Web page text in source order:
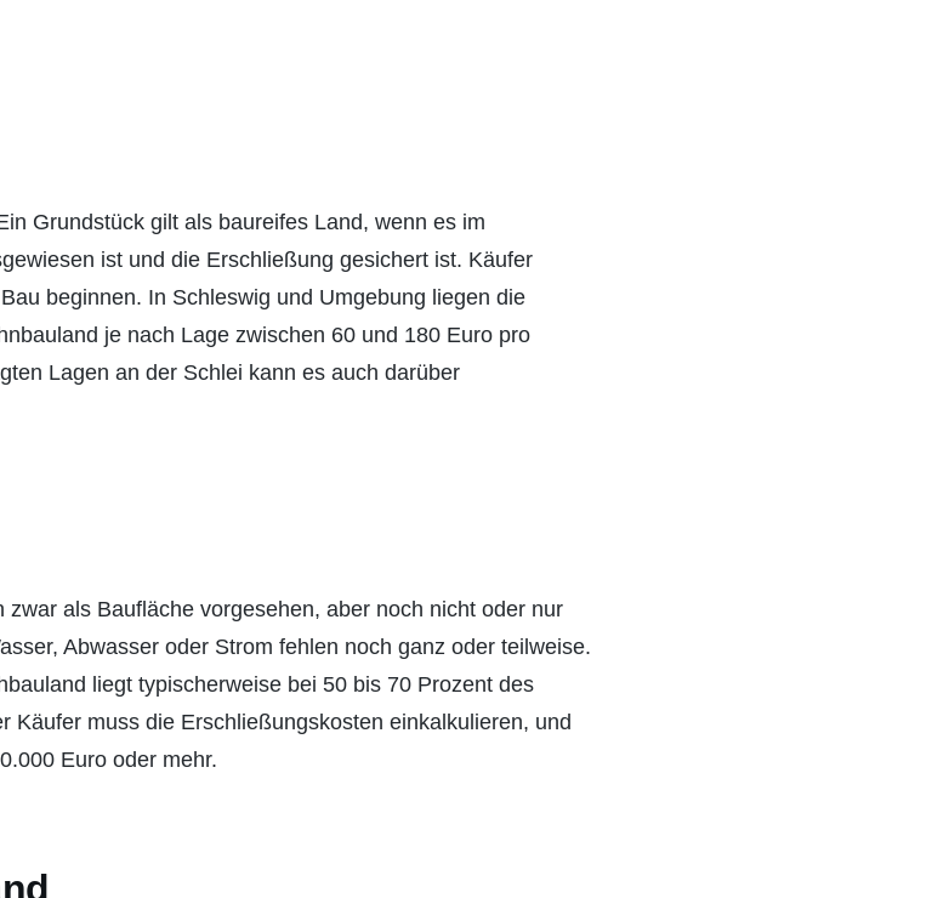
Grundstück gilt als baureifes Land, wenn es im
ist und die Erschließung gesichert ist. Käufer
beginnen. In Schleswig und Umgebung liegen die
je nach Lage zwischen 60 und 180 Euro pro
Lagen an der Schlei kann es auch darüber
als Baufläche vorgesehen, aber noch nicht oder nur
Abwasser oder Strom fehlen noch ganz oder teilweise.
liegt typischerweise bei 50 bis 70 Prozent des
Käufer muss die Erschließungskosten einkalkulieren, und
Euro oder mehr.